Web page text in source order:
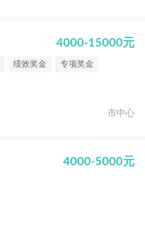
4000-15000元
绩效奖金 专项奖金
市中心
4000-5000元